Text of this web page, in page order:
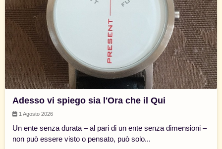
Adesso vi spiego sia l'Ora che il Qui
1 Agosto 2026
Un ente senza durata – al pari di un ente senza dimensioni –
non può essere visto o pensato, può solo...